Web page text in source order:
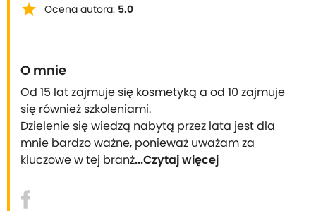
star Ocena autora: 5.0
O mnie
Od 15 lat zajmuje się kosmetyką a od 10 zajmuje
się również szkoleniami.
Dzielenie się wiedzą nabytą przez lata jest dla
mnie bardzo ważne, ponieważ uważam za
kluczowe w tej branż...Czytaj więcej